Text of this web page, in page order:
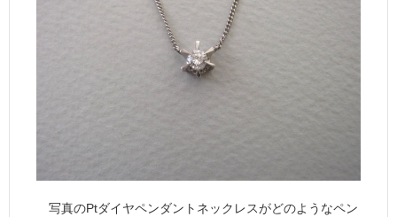
写真のPtダイヤペンダントネックレスがどのようなペン